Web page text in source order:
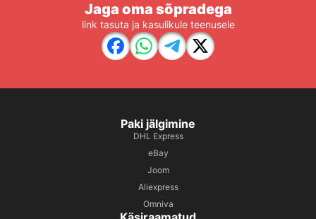
Jaga oma sõpradega
link tasuta ja kasulikule teenusele
Paki jälgimine
DHL Express
eBay
Joom
Aliexpress
Omniva